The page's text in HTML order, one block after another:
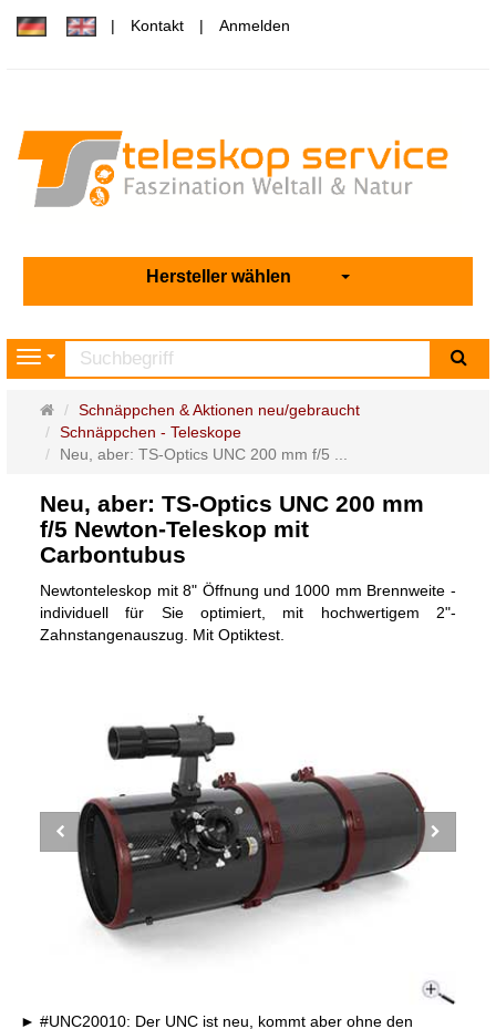
Kontakt Anmelden
Hersteller wählen
Navigation
Startseite
Schnäppchen & Aktionen neu/gebraucht
Schnäppchen - Teleskope
Neu, aber: TS-Optics UNC 200 mm f/5 ...
Neu, aber: TS-Optics UNC 200 mm
f/5 Newton-Teleskop mit
Carbontubus
Newtonteleskop mit 8" Öffnung und 1000 mm Brennweite -
individuell für Sie optimiert, mit hochwertigem 2"-
Zahnstangenauszug. Mit Optiktest.
#UNC20010: Der UNC ist neu, kommt aber ohne den